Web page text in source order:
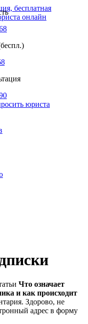
Что означает
и как происходит
Здорово, не
адрес в форму
юриста